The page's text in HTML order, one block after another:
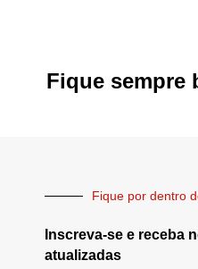
Fique sempre
Fique por dentro
Inscreva-se e receba
atualizadas